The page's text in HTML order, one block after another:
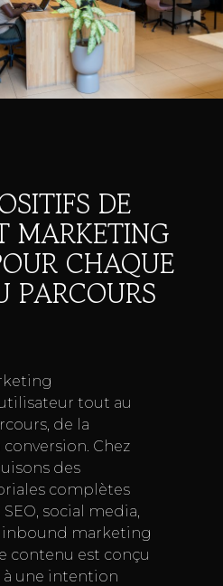
DE
MARKETING
CHAQUE
PARCOURS
tout au
de la
Chez
des
complètes
social media,
inbound marketing
contenu est conçu
une intention